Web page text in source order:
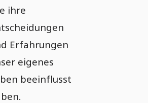
ihre
Erfahrungen
eigenes
beeinflusst